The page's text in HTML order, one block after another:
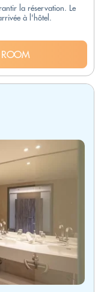
la réservation. Le
à l'hôtel.
ROOM